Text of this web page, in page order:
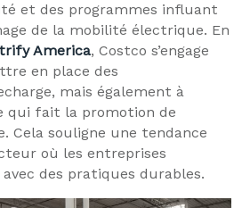
et des programmes influant
de la mobilité électrique. En
America, Costco s’engage
en place des
mais également à
qui fait la promotion de
Cela souligne une tendance
où les entreprises
des pratiques durables.